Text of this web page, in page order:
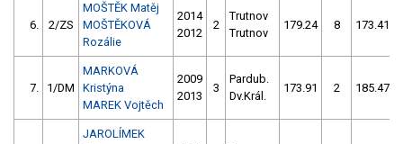
6. 2/ZS
MOŠTĚK Matěj
MOŠTĚKOVÁ
Rozálie
2014
2012
2
Trutnov
Trutnov
179.24 8 173.41
7. 1/DM
MARKOVÁ
Kristýna
MAREK Vojtěch
2009
2013
3
Pardub.
Dv.Král.
173.91 2 185.47
JAROLÍMEK